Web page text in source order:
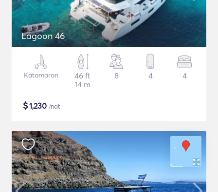
Lagoon 46
Katamaran
46 ft
14 m
8 4 4
$1,230 /nat